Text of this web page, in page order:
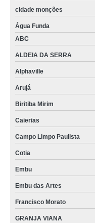
cidade monções
Água Funda
ABC
ALDEIA DA SERRA
Alphaville
Arujá
Biritiba Mirim
Caierias
Campo Limpo Paulista
Cotia
Embu
Embu das Artes
Francisco Morato
GRANJA VIANA